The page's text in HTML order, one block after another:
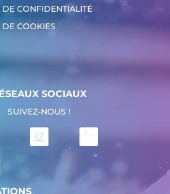
CONFIDENTIALITÉ
COOKIES
SOCIAUX
SUIVEZ-NOUS !